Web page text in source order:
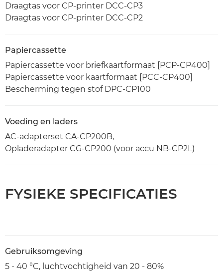
Draagtas voor CP-printer DCC-CP3
Draagtas voor CP-printer DCC-CP2
Papiercassette
Papiercassette voor briefkaartformaat [PCP-CP400]
Papiercassette voor kaartformaat [PCC-CP400]
Bescherming tegen stof DPC-CP100
Voeding en laders
AC-adapterset CA-CP200B,
Opladeradapter CG-CP200 (voor accu NB-CP2L)
FYSIEKE SPECIFICATIES
Gebruiksomgeving
5 - 40 °C, luchtvochtigheid van 20 - 80%